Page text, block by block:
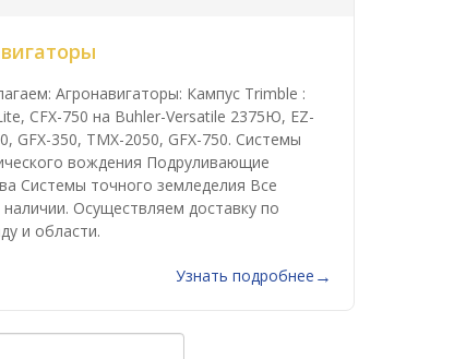
Агронавигаторы: Кампус Trimble :
CFX-750 на Buhler-Versatile 2375Ю, EZ-
GFX-350, TMX-2050, GFX-750. Системы
вождения Подруливающие
Системы точного земледелия Все
Осуществляем доставку по
и области.
Узнать подробнее